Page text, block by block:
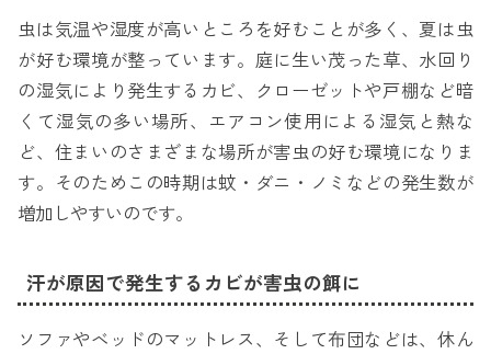
虫は気温や湿度が高いところを好むことが多く、夏は虫
が好む環境が整っています。庭に生い茂った草、水回り
の湿気により発生するカビ、クローゼットや戸棚など暗
くて湿気の多い場所、エアコン使用による湿気と熱な
ど、住まいのさまざまな場所が害虫の好む環境になりま
す。そのためこの時期は蚊・ダニ・ノミなどの発生数が
増加しやすいのです。
汗が原因で発生するカビが害虫の餌に
ソファやベッドのマットレス、そして布団などは、休ん